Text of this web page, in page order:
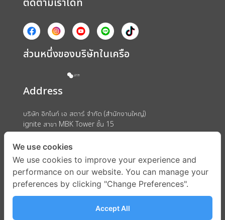
ส่วนหนึ่งของบริษัทในเครือ
Address
บริษัท อิกไนท์ เอ สตาร์ จำกัด (สำนักงานใหญ่)
ignite สาขา MBK Tower ชั้น 15
ถนนพญาไท แขวงวังใหม่ เขตปทุมวัน กรุงเทพมหานคร 10330
We use cookies
We use cookies to improve your experience and
performance on our website. You can manage your
preferences by clicking "Change Preferences".
Accept All